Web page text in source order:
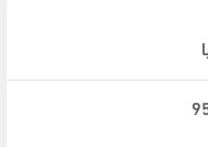
معبر رفح شمل 95